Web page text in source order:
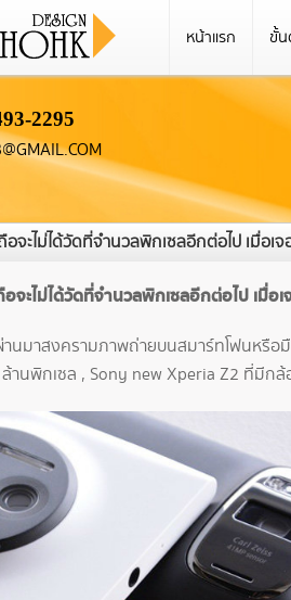
หน้าแรก ขั้
2295
จะไม่ได้วัดที่จำนวลพิกเซลอีกต่อไป เมื่อเ
ะไม่ได้วัดที่จำนวลพิกเซลอีกต่อไป เมื่อ
านมาสงครามภาพถ่ายบนสมาร์ทโฟนหรื
านพิกเซล , Sony new Xperia Z2 ที่มีก